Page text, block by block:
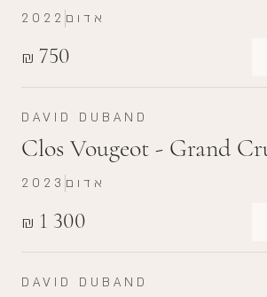
₪ 750
2022 אדום
DAVID DUBAND
Clos Vougeot - Grand
₪ 1 300
2023 אדום
DAVID DUBAND